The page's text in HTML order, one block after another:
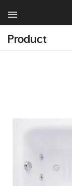
Product